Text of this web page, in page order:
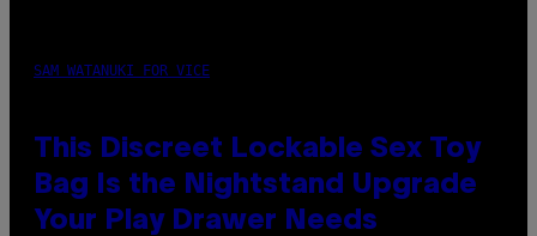
SAM WATANUKI FOR VICE
This Discreet Lockable Sex Toy
Bag Is the Nightstand Upgrade
Your Play Drawer Needs